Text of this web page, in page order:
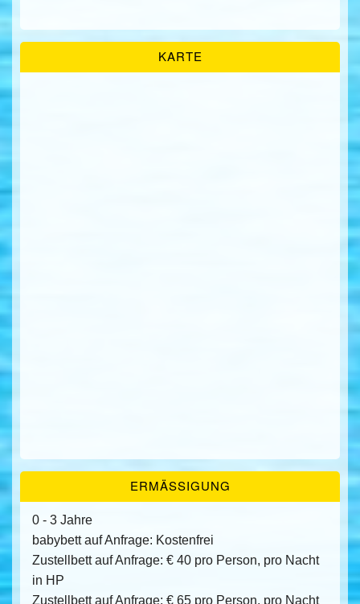
KARTE
ERMÄSSIGUNG
0 - 3 Jahre
babybett auf Anfrage: Kostenfrei
Zustellbett auf Anfrage: € 40 pro Person, pro Nacht
in HP
Zustellbett auf Anfrage: € 65 pro Person, pro Nacht